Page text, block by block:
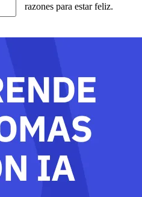
razones para estar feliz.